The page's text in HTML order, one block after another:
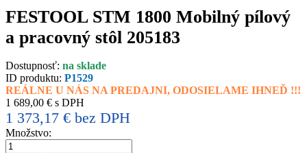
FESTOOL STM 1800 Mobilný pílový
a pracovný stôl 205183
Dostupnosť: na sklade
ID produktu: P1529
REÁLNE U NÁS NA PREDAJNI, ODOSIELAME IHNEĎ !!!
1 689,00 € s DPH
1 373,17 € bez DPH
Množstvo: